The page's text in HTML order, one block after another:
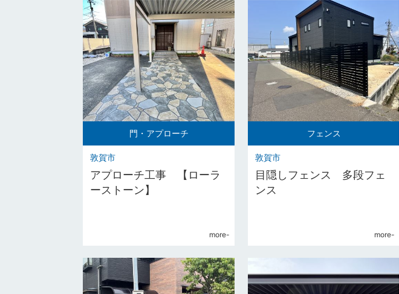
門・アプローチ
敦賀市
アプローチ工事 【ローラ
ーストーン】
フェンス
敦賀市
目隠しフェンス 多段フェ
ンス